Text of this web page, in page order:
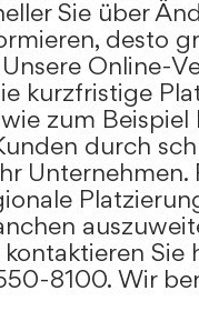
Sie über
desto
Online-
kurzfristige
zum Beispiel
durch
Unternehmen.
Sie
8100. Wir